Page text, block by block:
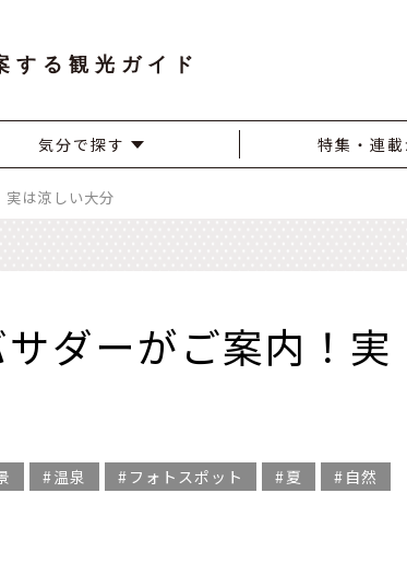
する観光ガイド
気分で探す 特集・連
は涼しい大分
ダーがご案内！実
温泉 フォトスポット 夏 自然